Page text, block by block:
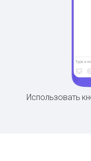
Использовать